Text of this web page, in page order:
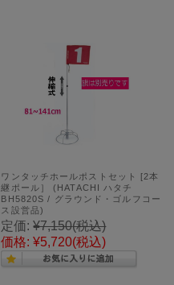
ワンタッチホールポストセット [2本
継ポール］ (HATACHI ハタチ
BH5820S / グラウンド・ゴルフコー
ス設営品)
定価: ¥7,150(税込)
価格: ¥5,720(税込)